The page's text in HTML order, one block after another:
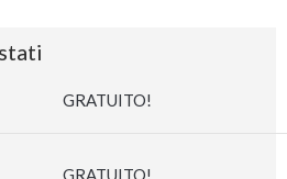
GRATUITO!
GRATUITO!